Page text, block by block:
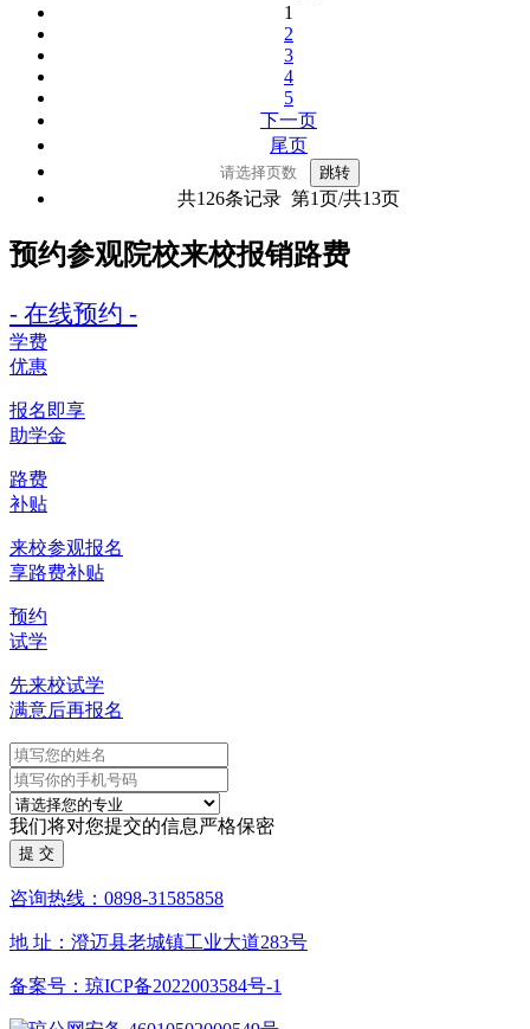
1
2
3
4
5
下一页
尾页
共126条记录 第1页/共13页
预约参观院校来校报销路费
- 在线预约 -
学费
优惠
报名即享
助学金
路费
补贴
来校参观报名
享路费补贴
预约
试学
先来校试学
满意后再报名
我们将对您提交的信息严格保密
咨询热线：0898-31585858
地 址：澄迈县老城镇工业大道283号
备案号：琼ICP备2022003584号-1